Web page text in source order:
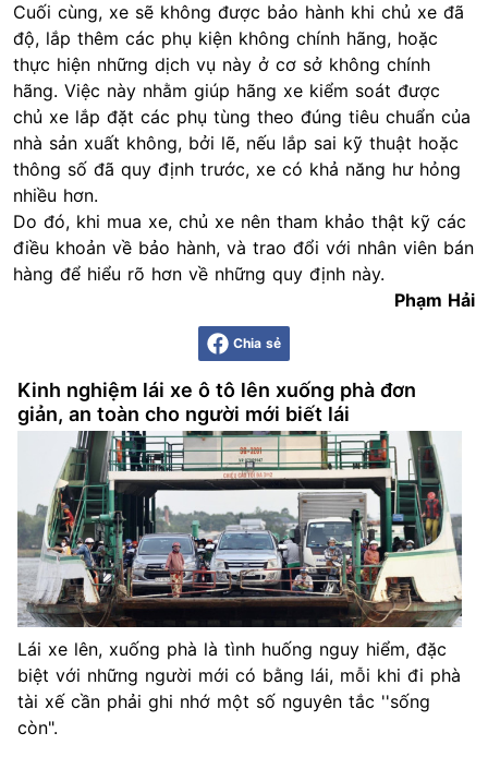
Cuối cùng, xe sẽ không được bảo hành khi chủ xe đã
độ, lắp thêm các phụ kiện không chính hãng, hoặc
thực hiện những dịch vụ này ở cơ sở không chính
hãng. Việc này nhằm giúp hãng xe kiểm soát được
chủ xe lắp đặt các phụ tùng theo đúng tiêu chuẩn của
nhà sản xuất không, bởi lẽ, nếu lắp sai kỹ thuật hoặc
thông số đã quy định trước, xe có khả năng hư hỏng
nhiều hơn.
Do đó, khi mua xe, chủ xe nên tham khảo thật kỹ các
điều khoản về bảo hành, và trao đổi với nhân viên bán
hàng để hiểu rõ hơn về những quy định này.
Phạm Hải
Chia sẻ
Kinh nghiệm lái xe ô tô lên xuống phà đơn
giản, an toàn cho người mới biết lái
Lái xe lên, xuống phà là tình huống nguy hiểm, đặc
biệt với những người mới có bằng lái, mỗi khi đi phà
tài xế cần phải ghi nhớ một số nguyên tắc ''sống
còn".